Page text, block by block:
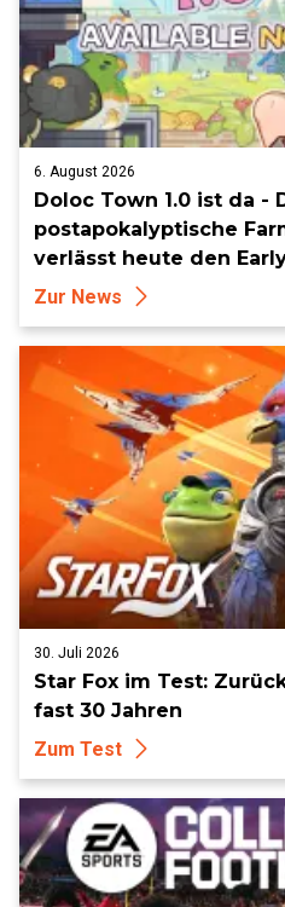
6. August 2026
Doloc Town 1.0 ist da -
postapokalyptische
verlässt heute den
Zur News
30. Juli 2026
Star Fox im Test:
fast 30 Jahren
Zum Test